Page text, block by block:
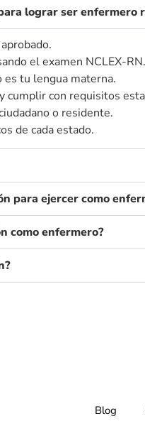
lograr ser enfermero
el examen NCLEX-RN.
tu lengua materna.
cumplir con requisitos
o residente.
de cada estado.
para ejercer como
como enfermero?
Blog